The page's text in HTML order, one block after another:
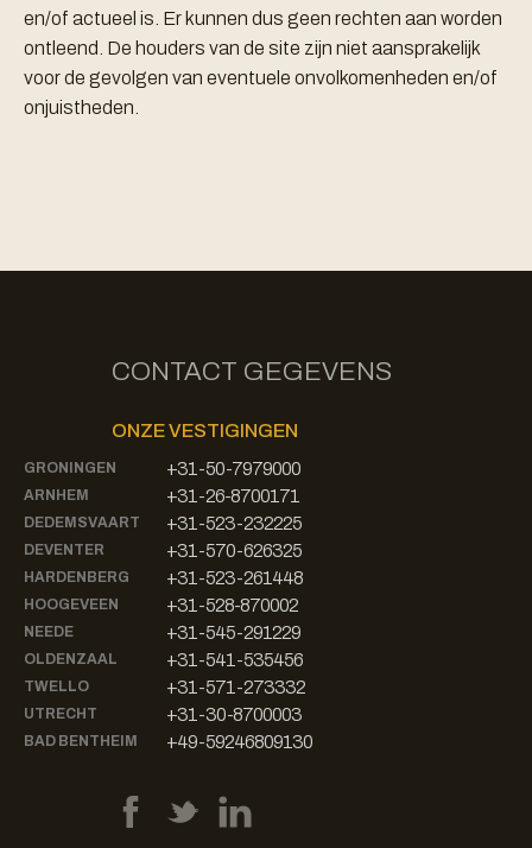
en/of actueel is. Er kunnen dus geen rechten aan worden
ontleend. De houders van de site zijn niet aansprakelijk
voor de gevolgen van eventuele onvolkomenheden en/of
onjuistheden.
CONTACT GEGEVENS
ONZE VESTIGINGEN
GRONINGEN +31-50-7979000
ARNHEM +31-26-8700171
DEDEMSVAART +31-523-232225
DEVENTER +31-570-626325
HARDENBERG +31-523-261448
HOOGEVEEN +31-528-870002
NEEDE +31-545-291229
OLDENZAAL +31-541-535456
TWELLO +31-571-273332
UTRECHT +31-30-8700003
BAD BENTHEIM +49-59246809130